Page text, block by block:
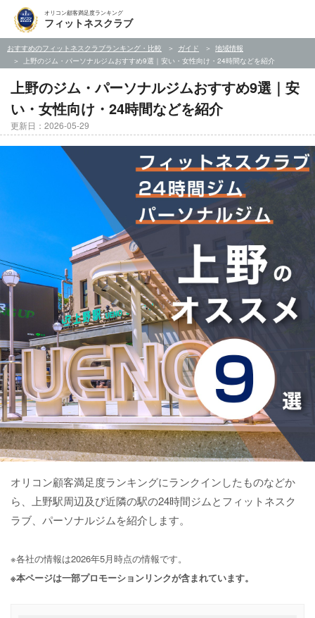
オリコン顧客満足度ランキング
フィットネスクラブ
おすすめのフィットネスクラブランキング・比較 ガイド
地域情報
上野のジム・パーソナルジムおすすめ9選｜安い・女性向け・24時間などを紹介
上野のジム・パーソナルジムおすすめ9選｜安
い・女性向け・24時間などを紹介
更新日：2026-05-29
オリコン顧客満足度ランキングにランクインしたものなどか
ら、上野駅周辺及び近隣の駅の24時間ジムとフィットネスク
ラブ、パーソナルジムを紹介します。
※各社の情報は2026年5月時点の情報です。
※本ページは一部プロモーションリンクが含まれています。